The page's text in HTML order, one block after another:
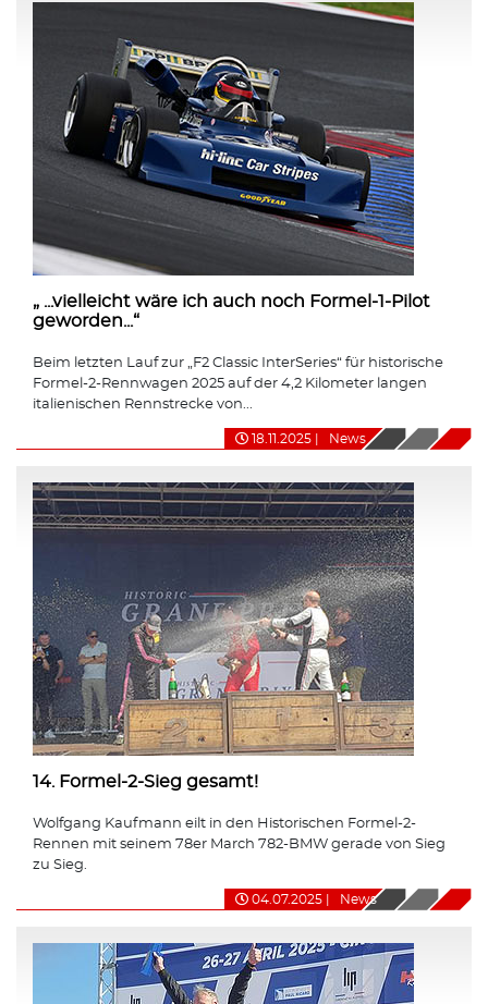
„ ...vielleicht wäre ich auch noch Formel-1-Pilot
geworden...“
Beim letzten Lauf zur „F2 Classic InterSeries“ für historische
Formel-2-Rennwagen 2025 auf der 4,2 Kilometer langen
italienischen Rennstrecke von...
18.11.2025 News
14. Formel-2-Sieg gesamt!
Wolfgang Kaufmann eilt in den Historischen Formel-2-
Rennen mit seinem 78er March 782-BMW gerade von Sieg
zu Sieg.
04.07.2025 News